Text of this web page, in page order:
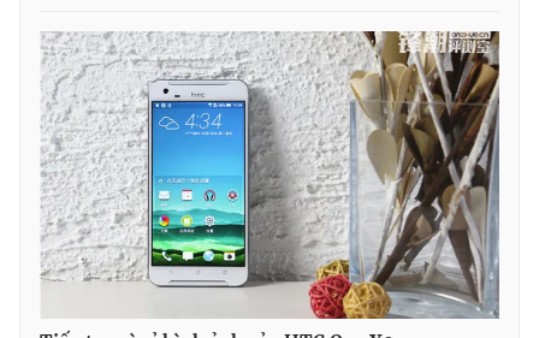
VTV Sức khoẻ Bất động sản
Thị trường 24h Tấm lòng Việt
VTV4 Vươn mình bằng AI
VTV9 VTV8
Liên hệ tòa soạn English